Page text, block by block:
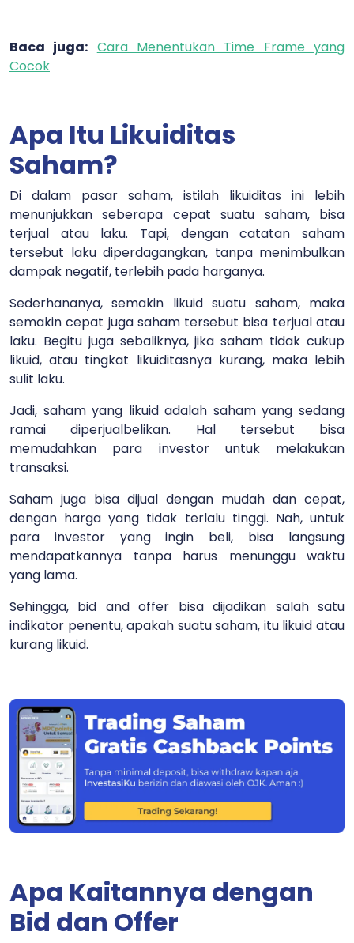
Baca juga: Cara Menentukan Time Frame yang
Cocok
Apa Itu Likuiditas
Saham?
Di dalam pasar saham, istilah likuiditas ini lebih
menunjukkan seberapa cepat suatu saham, bisa
terjual atau laku. Tapi, dengan catatan saham
tersebut laku diperdagangkan, tanpa menimbulkan
dampak negatif, terlebih pada harganya.
Sederhananya, semakin likuid suatu saham, maka
semakin cepat juga saham tersebut bisa terjual atau
laku. Begitu juga sebaliknya, jika saham tidak cukup
likuid, atau tingkat likuiditasnya kurang, maka lebih
sulit laku.
Jadi, saham yang likuid adalah saham yang sedang
ramai diperjualbelikan. Hal tersebut bisa
memudahkan para investor untuk melakukan
transaksi.
Saham juga bisa dijual dengan mudah dan cepat,
dengan harga yang tidak terlalu tinggi. Nah, untuk
para investor yang ingin beli, bisa langsung
mendapatkannya tanpa harus menunggu waktu
yang lama.
Sehingga, bid and offer bisa dijadikan salah satu
indikator penentu, apakah suatu saham, itu likuid atau
kurang likuid.
Apa Kaitannya dengan
Bid dan Offer